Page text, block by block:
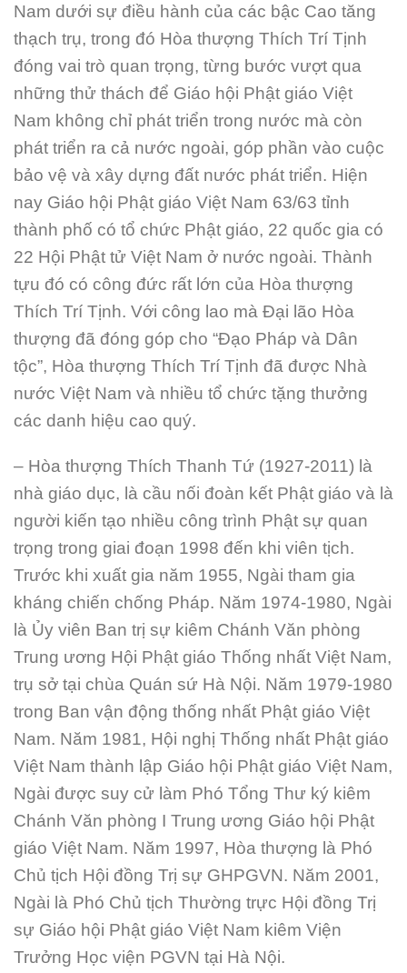
Nam dưới sự điều hành của các bậc Cao tăng
thạch trụ, trong đó Hòa thượng Thích Trí Tịnh
đóng vai trò quan trọng, từng bước vượt qua
những thử thách để Giáo hội Phật giáo Việt
Nam không chỉ phát triển trong nước mà còn
phát triển ra cả nước ngoài, góp phần vào cuộc
bảo vệ và xây dựng đất nước phát triển. Hiện
nay Giáo hội Phật giáo Việt Nam 63/63 tỉnh
thành phố có tổ chức Phật giáo, 22 quốc gia có
22 Hội Phật tử Việt Nam ở nước ngoài. Thành
tựu đó có công đức rất lớn của Hòa thượng
Thích Trí Tịnh. Với công lao mà Đại lão Hòa
thượng đã đóng góp cho “Đạo Pháp và Dân
tộc”, Hòa thượng Thích Trí Tịnh đã được Nhà
nước Việt Nam và nhiều tổ chức tặng thưởng
các danh hiệu cao quý.
– Hòa thượng Thích Thanh Tứ (1927-2011) là
nhà giáo dục, là cầu nối đoàn kết Phật giáo và là
người kiến tạo nhiều công trình Phật sự quan
trọng trong giai đoạn 1998 đến khi viên tịch.
Trước khi xuất gia năm 1955, Ngài tham gia
kháng chiến chống Pháp. Năm 1974-1980, Ngài
là Ủy viên Ban trị sự kiêm Chánh Văn phòng
Trung ương Hội Phật giáo Thống nhất Việt Nam,
trụ sở tại chùa Quán sứ Hà Nội. Năm 1979-1980
trong Ban vận động thống nhất Phật giáo Việt
Nam. Năm 1981, Hội nghị Thống nhất Phật giáo
Việt Nam thành lập Giáo hội Phật giáo Việt Nam,
Ngài được suy cử làm Phó Tổng Thư ký kiêm
Chánh Văn phòng I Trung ương Giáo hội Phật
giáo Việt Nam. Năm 1997, Hòa thượng là Phó
Chủ tịch Hội đồng Trị sự GHPGVN. Năm 2001,
Ngài là Phó Chủ tịch Thường trực Hội đồng Trị
sự Giáo hội Phật giáo Việt Nam kiêm Viện
Trưởng Học viện PGVN tại Hà Nội.